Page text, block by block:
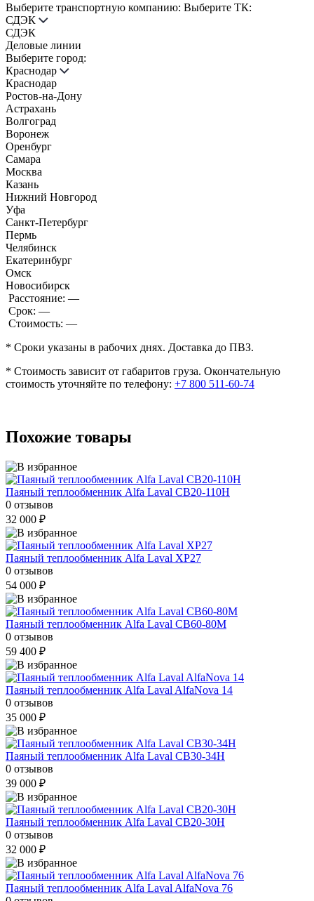
Выберите транспортную компанию: Выберите ТК:
СДЭК
СДЭК
Деловые линии
Выберите город:
Краснодар
Краснодар
Ростов-на-Дону
Астрахань
Волгоград
Воронеж
Оренбург
Самара
Москва
Казань
Нижний Новгород
Уфа
Санкт-Петербург
Пермь
Челябинск
Екатеринбург
Омск
Новосибирск
Расстояние: —
Срок: —
Стоимость: —
* Сроки указаны в рабочих днях. Доставка до ПВЗ.
* Стоимость зависит от габаритов груза. Окончательную
стоимость уточняйте по телефону: +7 800 511-60-74
Похожие товары
Паяный теплообменник Alfa Laval CB20-110H
0 отзывов
32 000 ₽
Паяный теплообменник Alfa Laval XP27
0 отзывов
54 000 ₽
Паяный теплообменник Alfa Laval CB60-80M
0 отзывов
59 400 ₽
Паяный теплообменник Alfa Laval AlfaNova 14
0 отзывов
35 000 ₽
Паяный теплообменник Alfa Laval CB30-34H
0 отзывов
39 000 ₽
Паяный теплообменник Alfa Laval CB20-30H
0 отзывов
32 000 ₽
Паяный теплообменник Alfa Laval AlfaNova 76